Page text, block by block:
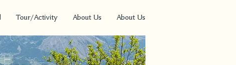
Tour/Activity About Us About Us